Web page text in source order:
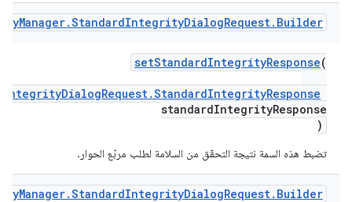
Manager.StandardIntegrityDialogRequest. Builder
setStandardIntegrityResponse(
standardIntegrityResponse
)
تضبط هذه السمة نتيجة التحقّق من السلامة لطلب مربّع الحوار.
Manager.StandardIntegrityDialogRequest. Builder